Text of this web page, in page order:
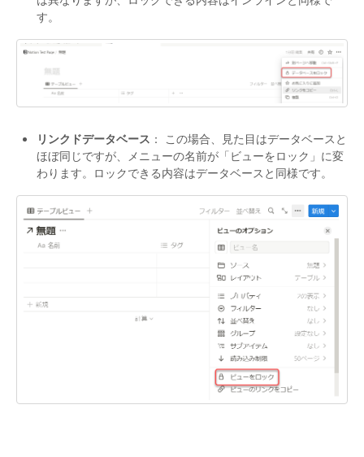
す。
リンクドデータベース ： この場合、見た目はデータベースと
ほぼ同じですが、メニューの名前が「ビューをロック」に変
わります。ロックできる内容はデータベースと同様です。